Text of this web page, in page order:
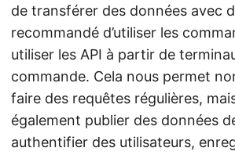
de transférer des données avec
recommandé d’utiliser les
utiliser les API à partir de
commande. Cela nous permet
faire des requêtes régulières,
également publier des données
authentifier des utilisateurs,